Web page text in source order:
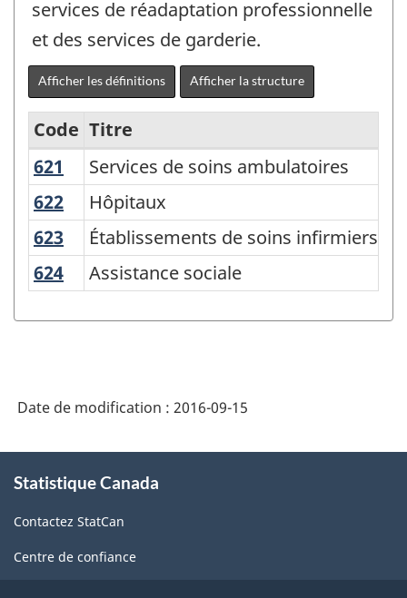
services de réadaptation professionnelle
et des services de garderie.
Afficher les définitions Afficher la structure
Variante
du
SCIAN
2007
-
Industries
sur
population
active
(EPA)
-
Code Titre
621
Services de soins ambulatoires
Services de soins ambulatoires
622 Hôpitaux
Hôpitaux
623 Établissements de soins infirmiers
Établissements de soins infirmiers
624 Assistance sociale
Assistance sociale
Date de modification : 2016-09-15
propos
ce
site
Statistique Canada
Contactez StatCan
Centre de confiance